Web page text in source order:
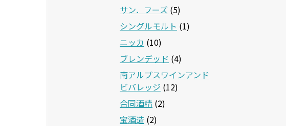
サン．フーズ (5)
シングルモルト (1)
ニッカ (10)
ブレンデッド (4)
南アルプスワインアンド
ビバレッジ (12)
合同酒精 (2)
宝酒造 (2)